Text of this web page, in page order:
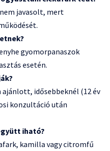
javasolt, mert
gyomorpanaszok
esetén.
idősebbeknél (12 év
konzultáció után
iható?
kamilla vagy citromfű